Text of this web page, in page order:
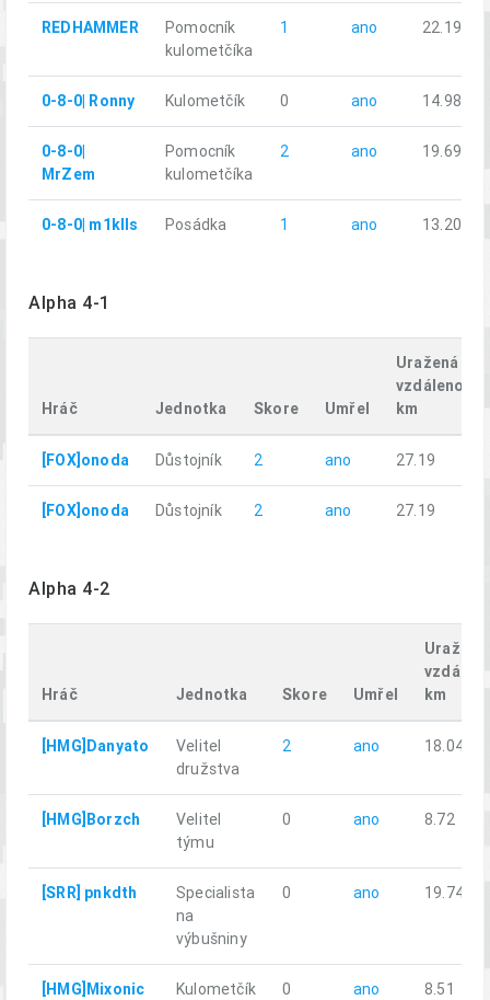
REDHAMMER
Pomocník
kulometčíka
1 ano 22.19
0-8-0| Ronny Kulometčík 0 ano 14.98
0-8-0|
MrZem
Pomocník
kulometčíka
2 ano 19.69
0-8-0| m1klls Posádka 1 ano 13.20
Alpha 4-1
Hráč Jednotka Skore Umřel
Uražená
vzdálenost,
km
[FOX]onoda Důstojník 2 ano 27.19
[FOX]onoda Důstojník 2 ano 27.19
Alpha 4-2
Hráč Jednotka Skore Umřel
Uražená
km
[HMG]Danyato
Velitel
družstva
2 ano 18.04
[HMG]Borzch
Velitel
týmu
0 ano 8.72
[SRR] pnkdth
Specialista
na
výbušniny
0 ano 19.74
[HMG]Mixonic Kulometčík 0 ano 8.51